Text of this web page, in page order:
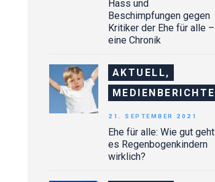
Hass und
Beschimpfungen gegen
Kritiker der Ehe für alle –
eine Chronik
AKTUELL,
MEDIENBERICHTE
Ehe für alle: Wie gut geht
es Regenbogenkindern
wirklich?
21. SEPTEMBER 2021